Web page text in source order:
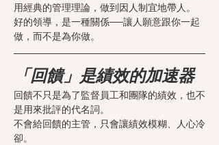
用經典的管理理論，做到因人制宜地帶人。
好的領導，是一種關係──讓人願意跟你一起
做，而不是為你做。
「回饋」是績效的加速器
回饋不只是為了監督員工和團隊的績效，也不
是用來批評的代名詞。
不會給回饋的主管，只會讓績效模糊、人心冷
卻。